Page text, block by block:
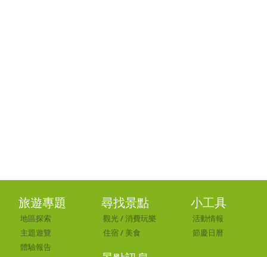
旅遊專題
地區探索
主題遊覽
體驗報告
尋找景點
觀光 /消費玩樂
住宿 / 美食
小工具
活動情報
節慶日曆